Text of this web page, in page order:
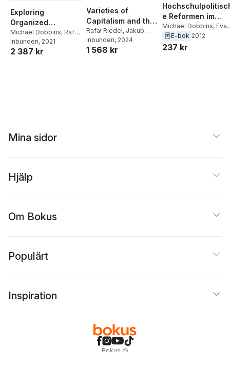
Exploring
Organized
Interests in Post-
Communist Policy-
Making
Michael Dobbins, Rafał
Riedel
Inbunden, 2021
2 387 kr
Varieties of
Capitalism and the
Political Economy
of Differentiated
Integration in
Rafał Riedel, Jakub
Anusik
Inbunden, 2024
1 568 kr
e Reformen im
Zuge des
Prozesses
Michael Dobbins, Eva
Maria Vogtle,
Knill
E-bok 2012
237 kr
Mina sidor
Hjälp
Om Bokus
Populärt
Inspiration
Bokus @